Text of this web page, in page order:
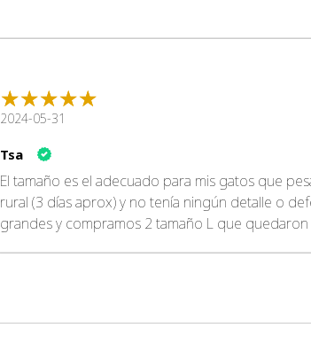
2024-05-31
Tsa
El tamaño es el adecuado para mis gatos que
rural (3 días aprox) y no tenía ningún detalle o
grandes y compramos 2 tamaño L que